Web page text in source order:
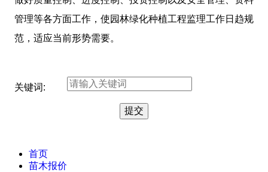
管理等各方面工作，使园林绿化种植工程监理工作日趋规
范，适应当前形势需要。
关键词:
首页
苗木报价